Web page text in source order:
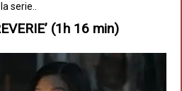
serie..
(1h 16 min)